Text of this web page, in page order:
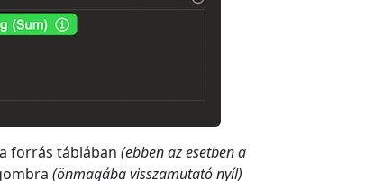
forrás táblában (ebben az esetben a
(önmagába visszamutató nyíl)